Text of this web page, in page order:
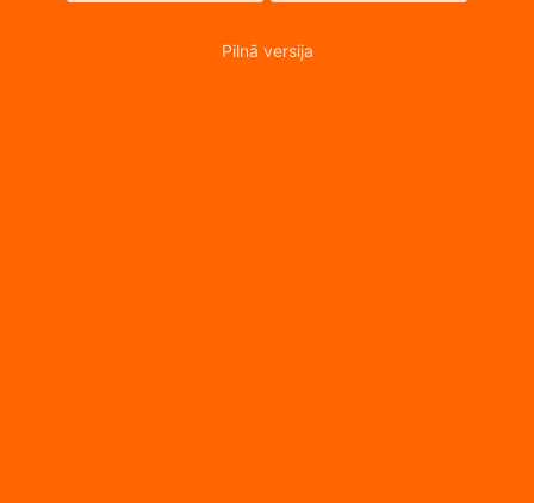
Pilnā versija